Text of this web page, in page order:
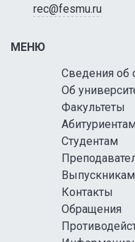
rec@fesmu.ru
МЕНЮ
Сведения об
Об
Факультеты
Абитуриентам
Студентам
Выпускникам
Контакты
Обращения